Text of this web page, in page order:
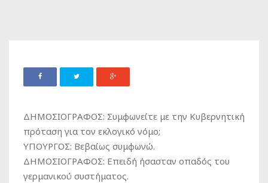
ΔΗΜΟΣΙΟΓΡΑΦΟΣ: Συμφωνείτε με την Κυβερνητική
πρόταση για τον εκλογικό νόμο;
ΥΠΟΥΡΓΟΣ: Βεβαίως συμφωνώ.
ΔΗΜΟΣΙΟΓΡΑΦΟΣ: Επειδή ήσασταν οπαδός του
γερμανικού συστήματος.